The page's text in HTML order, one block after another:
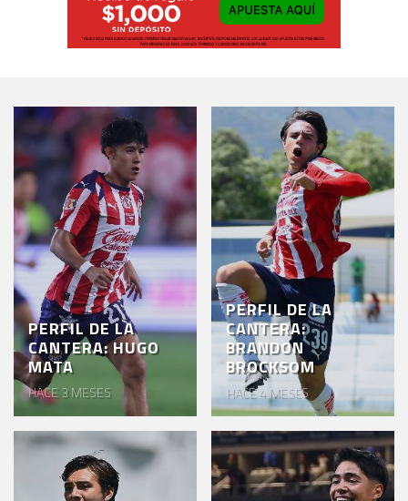
PERFIL DE LA
CANTERA: HUGO
MATA
HACE 3 MESES
PERFIL DE LA
CANTERA:
BRANDON
BROCKSOM
HACE 4 MESES